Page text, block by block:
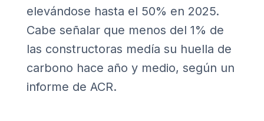
elevándose hasta el 50% en 2025.
Cabe señalar que menos del 1% de
las constructoras medía su huella de
carbono hace año y medio, según un
informe de ACR.